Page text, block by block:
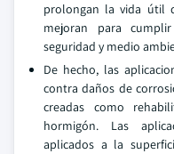
prolongan la vida útil
mejoran para
seguridad y medio
De hecho, las
contra daños de
creadas como
hormigón. Las
aplicados a la